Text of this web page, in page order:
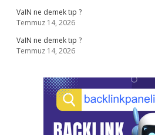
VaIN ne demek tıp ?
Temmuz 14, 2026
VaIN ne demek tıp ?
Temmuz 14, 2026